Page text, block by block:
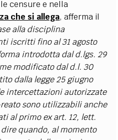
censure e nella
che si allega, afferma il
alla disciplina
iscritti fino al 31 agosto
introdotta dal d.lgs. 29
modificato dal d.l. 30
dalla legge 25 giugno
intercettazioni autorizzate
sono utilizzabili anche
al primo ex art. 12, lett.
quando, al momento